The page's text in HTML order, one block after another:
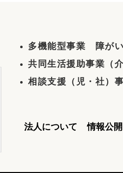
多機能型事業 障が
共同生活援助事業（
相談支援（児・社）
法人について 情報公開